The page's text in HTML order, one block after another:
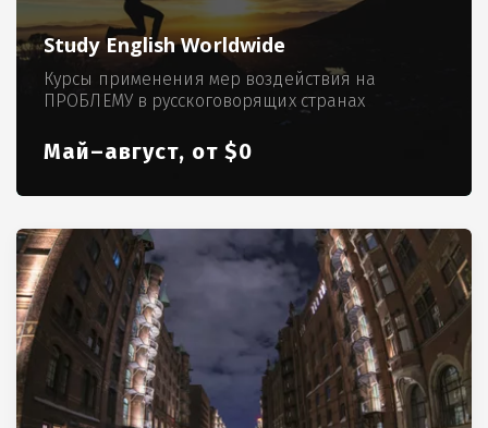
Study English Worldwide
Курсы применения мер воздействия на
ПРОБЛЕМУ в русскоговорящих странах
Май–август, от $0